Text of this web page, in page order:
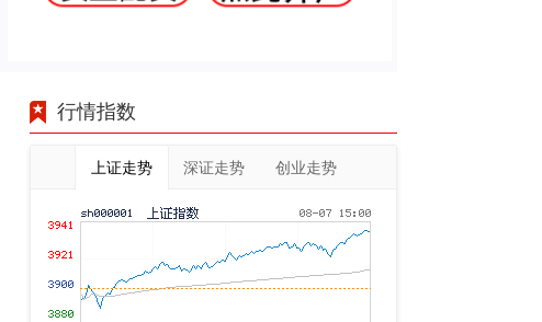
行情指数
上证走势 深证走势 创业走势